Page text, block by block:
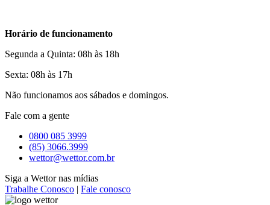
Horário de funcionamento
Segunda a Quinta: 08h às 18h
Sexta: 08h às 17h
Não funcionamos aos sábados e domingos.
Fale com a gente
0800 085 3999
(85) 3066.3999
wettor@wettor.com.br
Siga a Wettor nas mídias
Trabalhe Conosco | Fale conosco